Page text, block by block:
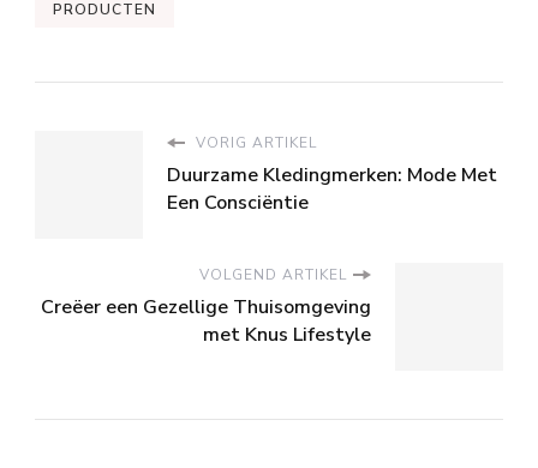
PRODUCTEN
VORIG ARTIKEL
Duurzame Kledingmerken: Mode Met
Een Consciëntie
VOLGEND ARTIKEL
Creëer een Gezellige Thuisomgeving
met Knus Lifestyle